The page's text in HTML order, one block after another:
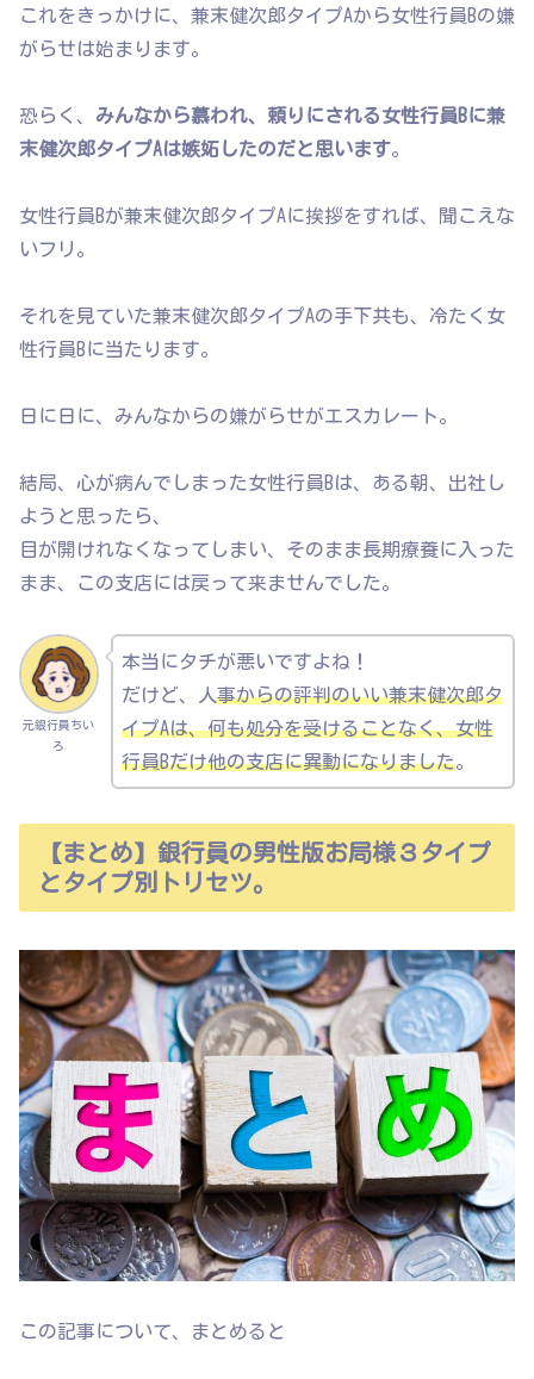
これをきっかけに、兼末健次郎タイプAから女性行員Bの嫌
がらせは始まります。
恐らく、 みんなから慕われ、頼りにされる女性行員Bに兼
末健次郎タイプAは嫉妬したのだと思います。
女性行員Bが兼末健次郎タイプAに挨拶をすれば、聞こえな
いフリ。
それを見ていた兼末健次郎タイプAの手下共も、冷たく女
性行員Bに当たります。
日に日に、みんなからの嫌がらせがエスカレート。
結局、心が病んでしまった女性行員Bは、ある朝、出社し
ようと思ったら、
目が開けれなくなってしまい、そのまま長期療養に入った
まま、この支店には戻って来ませんでした。
元銀行員ちい
ろ
本当にタチが悪いですよね！
だけど、人事からの評判のいい兼末健次郎タ
イプAは、何も処分を受けることなく、女性
行員Bだけ他の支店に異動になりました。
【まとめ】銀行員の男性版お局様３タイプ
とタイプ別トリセツ。
この記事について、まとめると